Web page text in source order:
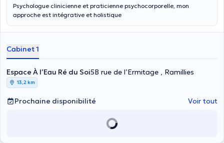
Psychologue clinicienne et praticienne psychocorporelle, mon
approche est intégrative et holistique
Cabinet 1
Espace À l’Eau Ré du Soi5B rue de l’Ermitage , Ramillies
13,2 km
Prochaine disponibilité Voir tout